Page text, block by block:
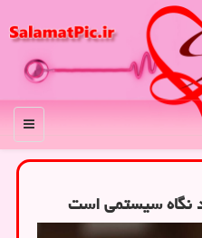
منو
نگاه سیستمی است